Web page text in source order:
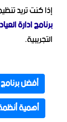
إذا كنت تريد
برنامج ادارة
التجريبية.
أفضل
أهمية